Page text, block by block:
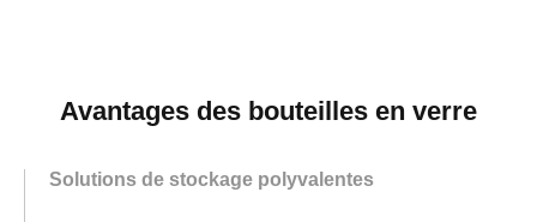
Avantages des bouteilles en verre
Solutions de stockage polyvalentes